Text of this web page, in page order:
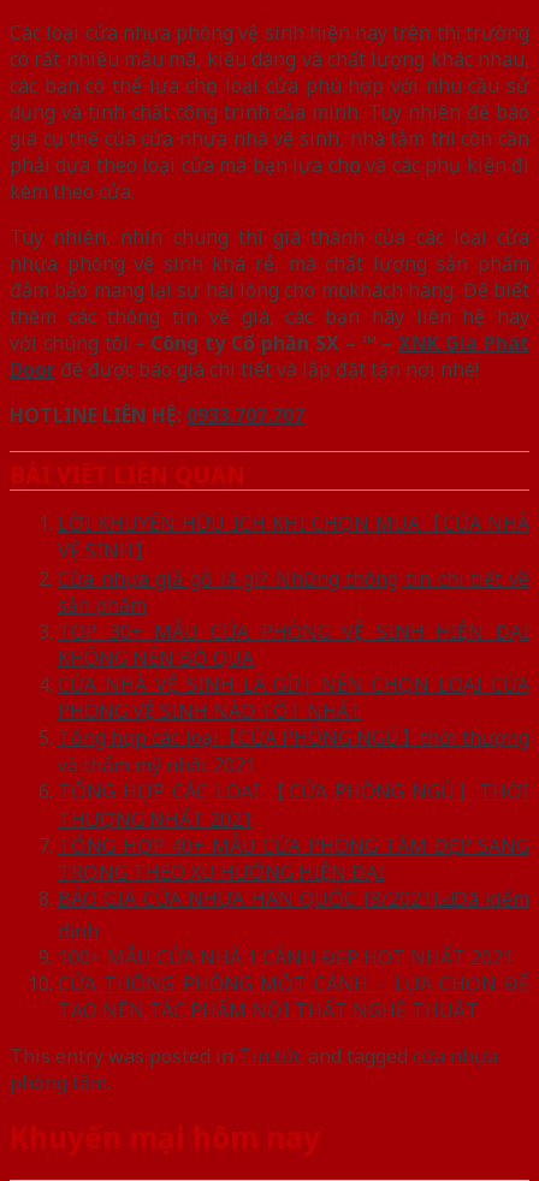
Các loại cửa nhựa phòng vệ sinh hiện nay trên thị trường
có rất nhiều mẫu mã, kiểu dáng và chất lượng khác nhau,
các bạn có thể lựa chọn loại cửa phù hợp với nhu cầu sử
dụng và tính chất công trình của mình. Tuy nhiên để báo
giá cụ thể của cửa nhựa nhà vệ sinh, nhà tắm thì còn cần
phải dựa theo loại cửa mà bạn lựa chọn và các phụ kiện đi
kèm theo cửa.
Tuy nhiên, nhìn chung thì giá thành của các loại cửa
nhựa phòng vệ sinh khá rẻ, mà chất lượng sản phẩm
đảm bảo mang lại sự hài lòng cho mọi khách hàng. Để biết
thêm các thông tin về giá, các bạn hãy liên hệ hay
với chúng tôi – Công ty Cổ phần SX – ™ –XNK Gia Phát
Door để được báo giá chi tiết và lắp đặt tận nơi nhé!
HOTLINE LIÊN HỆ: 0933.707.707
BÀI VIẾT LIÊN QUAN
LỜI KHUYÊN HỮU ÍCH KHI CHỌN MUA【CỬA NHÀ
VỆ SINH】
Cửa nhựa giả gỗ là gì? Những thông tin chi tiết về
sản phẩm
TOP 30+ MẪU CỬA PHÒNG VỆ SINH HIỆN ĐẠI
KHÔNG NÊN BỎ QUA
CỬA NHÀ VỆ SINH LÀ GÌ?| NÊN CHỌN LOẠI CỬA
PHÒNG VỆ SINH NÀO TỐT NHẤT
Tổng hợp các loại【CỬA PHÒNG NGỦ】thời thượng
và thẩm mỹ nhất 2021
TỔNG HỢP CÁC LOẠI 【CỬA PHÒNG NGỦ】THỜI
THƯỢNG NHẤT 2021
TỔNG HỢP 40+ MẪU CỬA PHÒNG TẮM ĐẸP SANG
TRỌNG THEO XU HƯỚNG HIỆN ĐẠI
BÁO GIÁ CỬA NHỰA HÀN QUỐC [8/2021]☑️Đã kiểm
định
100+ MẪU CỬA NHÀ 1 CÁNH ĐẸP HOT NHẤT 2021
CỬA THÔNG PHÒNG MỘT CÁNH – LỰA CHỌN ĐỂ
TẠO NÊN TÁC PHẨM NỘI THẤT NGHỆ THUẬT
This entry was posted in Tin tứcand tagged cửa nhựa
phòng tắm.
Khuyến mại hôm nay